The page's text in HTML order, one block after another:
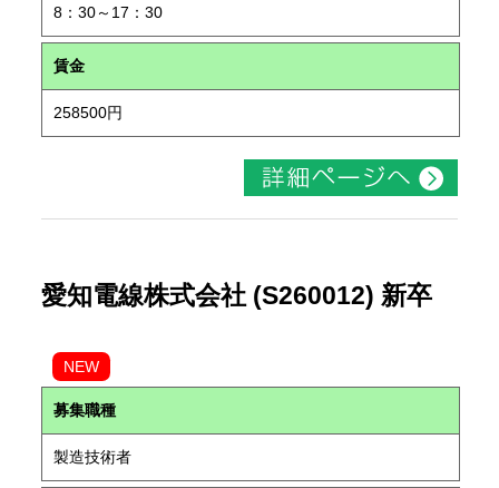
8：30～17：30
賃金
258500円
愛知電線株式会社 (S260012) 新卒
NEW
募集職種
製造技術者